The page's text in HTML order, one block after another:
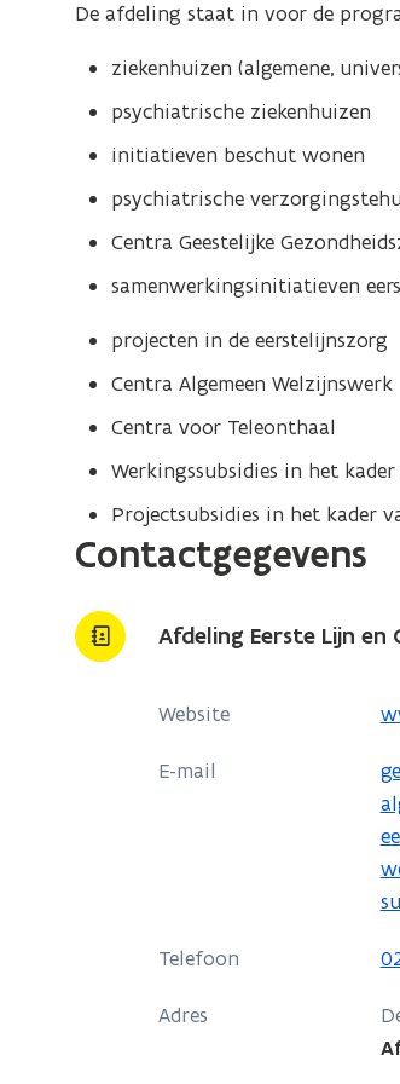
Gespecialiseerde
De afdeling staat in voor de
ziekenhuizen (algemene,
psychiatrische ziekenhuizen
initiatieven beschut wonen
psychiatrische
Centra Geestelijke
samenwerkingsinitiatieven
projecten in de eerstelijnszorg
Centra Algemeen Welzijnswerk
Centra voor Teleonthaal
Werkingssubsidies in het
Projectsubsidies in het kader
Contactgegevens
Afdeling Eerste Lijn en
Website
o
e
n
t
i
n
i
e
u
E-mail
Telefoon
Adres